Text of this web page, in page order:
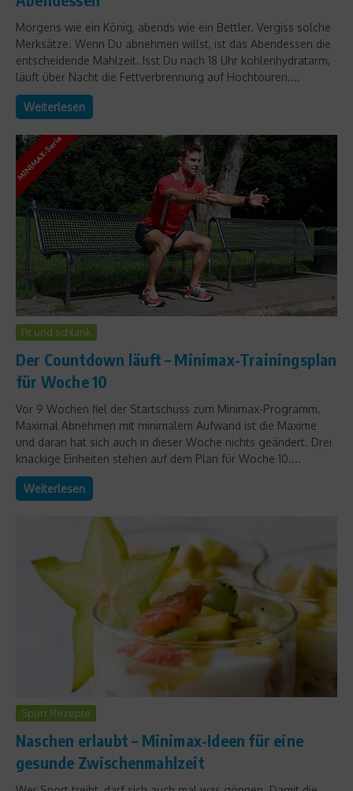
Morgens wie ein König, abends wie ein Bettler. Vergiss solche
Merksätze. Wenn Du abnehmen willst, ist das Abendessen die
entscheidende Mahlzeit. Isst Du nach 18 Uhr kohlenhydratarm,
läuft über Nacht die Fettverbrennung auf Hochtouren....
Weiterlesen
Fit und schlank
Der Countdown läuft – Minimax-Trainingsplan
für Woche 10
Vor 9 Wochen fiel der Startschuss zum Minimax-Programm.
Maximal Abnehmen mit minimalem Aufwand ist die Maxime
und daran hat sich auch in dieser Woche nichts geändert. Drei
knackige Einheiten stehen auf dem Plan für Woche 10....
Weiterlesen
Sport Rezepte
Naschen erlaubt – Minimax-Ideen für eine
gesunde Zwischenmahlzeit